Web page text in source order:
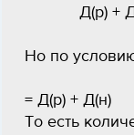
Д(р) + Д(н)
Но по
= Д(р) + Д(н)
То есть